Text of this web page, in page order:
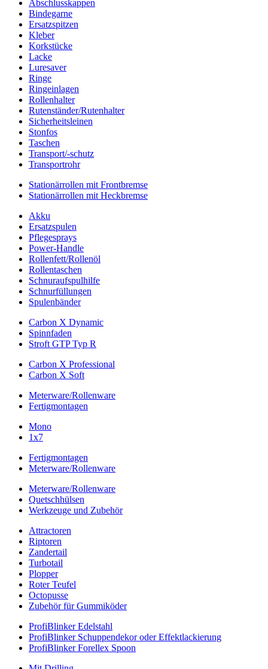
Abschlusskappen
Bindegarne
Ersatzspitzen
Kleber
Korkstücke
Lacke
Luresaver
Ringe
Ringeinlagen
Rollenhalter
Rutenständer/Rutenhalter
Sicherheitsleinen
Stonfos
Taschen
Transport/-schutz
Transportrohr
Stationärrollen mit Frontbremse
Stationärrollen mit Heckbremse
Akku
Ersatzspulen
Pflegesprays
Power-Handle
Rollenfett/Rollenöl
Rollentaschen
Schnuraufspulhilfe
Schnurfüllungen
Spulenbänder
Carbon X Dynamic
Spinnfaden
Stroft GTP Typ R
Carbon X Professional
Carbon X Soft
Meterware/Rollenware
Fertigmontagen
Mono
1x7
Fertigmontagen
Meterware/Rollenware
Meterware/Rollenware
Quetschhülsen
Werkzeuge und Zubehör
Attractoren
Riptoren
Zandertail
Turbotail
Plopper
Roter Teufel
Octopusse
Zubehör für Gummiköder
ProfiBlinker Edelstahl
ProfiBlinker Schuppendekor oder Effektlackierung
ProfiBlinker Forellex Spoon